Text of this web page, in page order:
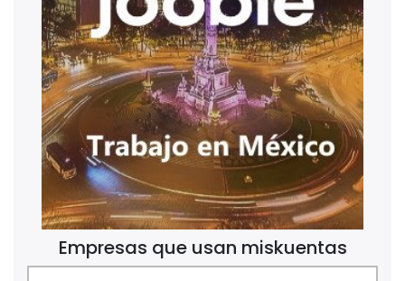
Empresas que usan miskuentas